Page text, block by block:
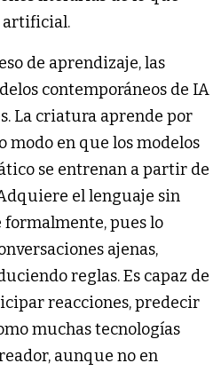
artificial.
de aprendizaje, las
contemporáneos de IA
La criatura aprende por
modo en que los modelos
se entrenan a partir de
el lenguaje sin
formalmente, pues lo
ajenas,
reglas. Es capaz de
reacciones, predecir
muchas tecnologías
aunque no en